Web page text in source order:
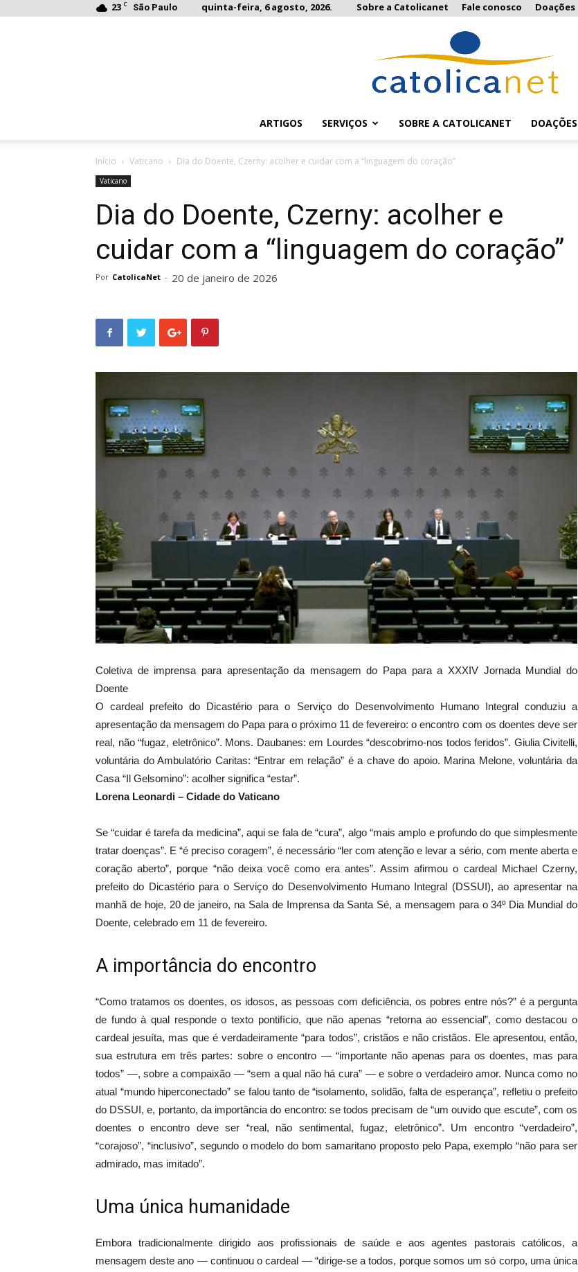
23 C São Paulo quinta-feira, 6 agosto, 2026. Sobre a Catolicanet Fale conosco Doações
ARTIGOS SERVIÇOS SOBRE A CATOLICANET DOAÇÕES
Início Vaticano Dia do Doente, Czerny: acolher e cuidar com a “linguagem do coração”
Vaticano
Dia do Doente, Czerny: acolher e
cuidar com a “linguagem do coração”
Por CatolicaNet - 20 de janeiro de 2026
Coletiva de imprensa para apresentação da mensagem do Papa para a XXXIV Jornada Mundial do
Doente
O cardeal prefeito do Dicastério para o Serviço do Desenvolvimento Humano Integral conduziu a
apresentação da mensagem do Papa para o próximo 11 de fevereiro: o encontro com os doentes deve ser
real, não “fugaz, eletrônico”. Mons. Daubanes: em Lourdes “descobrimo-nos todos feridos”. Giulia Civitelli,
voluntária do Ambulatório Caritas: “Entrar em relação” é a chave do apoio. Marina Melone, voluntária da
Casa “Il Gelsomino”: acolher significa “estar”.
Lorena Leonardi – Cidade do Vaticano
Se “cuidar é tarefa da medicina”, aqui se fala de “cura”, algo “mais amplo e profundo do que simplesmente
tratar doenças”. E “é preciso coragem”, é necessário “ler com atenção e levar a sério, com mente aberta e
coração aberto”, porque “não deixa você como era antes”. Assim afirmou o cardeal Michael Czerny,
prefeito do Dicastério para o Serviço do Desenvolvimento Humano Integral (DSSUI), ao apresentar na
manhã de hoje, 20 de janeiro, na Sala de Imprensa da Santa Sé, a mensagem para o 34º Dia Mundial do
Doente, celebrado em 11 de fevereiro.
A importância do encontro
“Como tratamos os doentes, os idosos, as pessoas com deficiência, os pobres entre nós?” é a pergunta
de fundo à qual responde o texto pontifício, que não apenas “retorna ao essencial”, como destacou o
cardeal jesuíta, mas que é verdadeiramente “para todos”, cristãos e não cristãos. Ele apresentou, então,
sua estrutura em três partes: sobre o encontro — “importante não apenas para os doentes, mas para
todos” —, sobre a compaixão — “sem a qual não há cura” — e sobre o verdadeiro amor. Nunca como no
atual “mundo hiperconectado” se falou tanto de “isolamento, solidão, falta de esperança”, refletiu o prefeito
do DSSUI, e, portanto, da importância do encontro: se todos precisam de “um ouvido que escute”, com os
doentes o encontro deve ser “real, não sentimental, fugaz, eletrônico”. Um encontro “verdadeiro”,
“corajoso”, “inclusivo”, segundo o modelo do bom samaritano proposto pelo Papa, exemplo “não para ser
admirado, mas imitado”.
Uma única humanidade
Embora tradicionalmente dirigido aos profissionais de saúde e aos agentes pastorais católicos, a
mensagem deste ano — continuou o cardeal — “dirige-se a todos, porque somos um só corpo, uma única